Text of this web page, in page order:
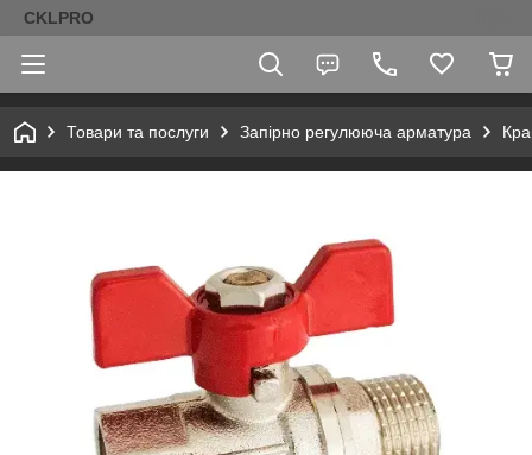
CKLPRO
Товари та послуги Запірно регулююча арматура